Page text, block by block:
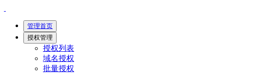
管理首页
授权管理
授权列表
域名授权
批量授权